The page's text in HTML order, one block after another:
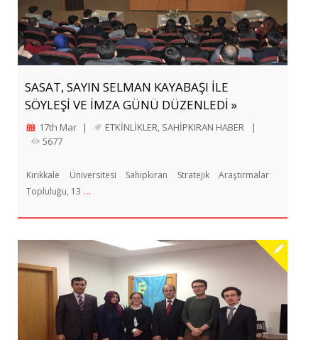
SASAT, SAYIN SELMAN KAYABAŞI İLE
SÖYLEŞİ VE İMZA GÜNÜ DÜZENLEDİ »
17th Mar | ETKİNLİKLER, SAHİPKIRAN HABER
|
5677
Kırıkkale Üniversitesi Sahipkıran Stratejik Araştırmalar
Topluluğu, 13 …